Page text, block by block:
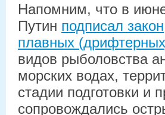
Напомним, что в
Путин подписал
плавных
видов рыболовства
морских водах,
стадии подготовки и
сопровождались